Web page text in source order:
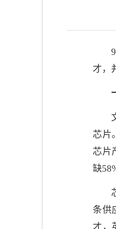
9
才，
芯片
芯片
缺
条供
才，